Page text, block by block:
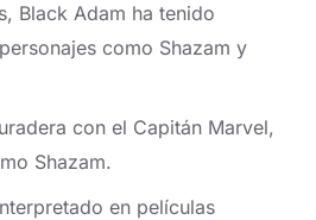
Black Adam ha tenido
como Shazam y
con el Capitán Marvel,
Shazam.
en películas